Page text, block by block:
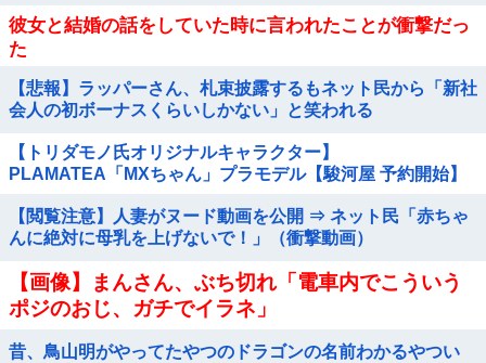
彼女と結婚の話をしていた時に言われたことが衝撃だっ
た
【悲報】ラッパーさん、札束披露するもネット民から「新社
会人の初ボーナスくらいしかない」と笑われる
【トリダモノ氏オリジナルキャラクター】
PLAMATEA「MXちゃん」プラモデル【駿河屋 予約開始】
【閲覧注意】人妻がヌード動画を公開 ⇒ ネット民「赤ちゃ
んに絶対に母乳を上げないで！」（衝撃動画）
【画像】まんさん、ぶち切れ「電車内でこういう
ポジのおじ、ガチでイラネ」
昔、鳥山明がやってたやつのドラゴンの名前わかるやつい